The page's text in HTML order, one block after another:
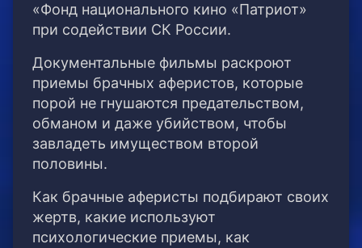
«Фонд национального кино «Патриот»
при содействии СК России.
Документальные фильмы раскроют
приемы брачных аферистов, которые
порой не гнушаются предательством,
обманом и даже убийством, чтобы
завладеть имуществом второй
половины.
Как брачные аферисты подбирают своих
жертв, какие используют
психологические приемы, как